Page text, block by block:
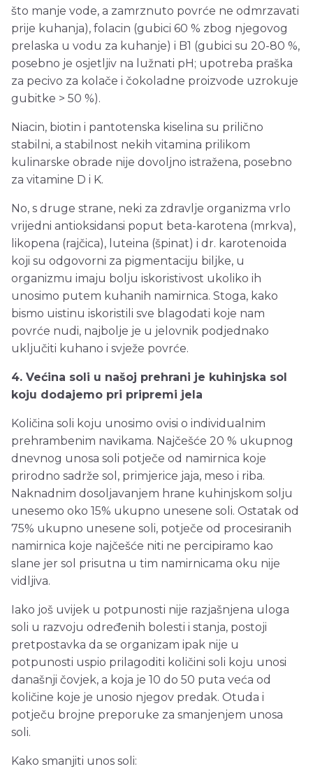
što manje vode, a zamrznuto povrće ne odmrzavati
prije kuhanja), folacin (gubici 60 % zbog njegovog
prelaska u vodu za kuhanje) i B1 (gubici su 20-80 %,
posebno je osjetljiv na lužnati pH; upotreba praška
za pecivo za kolače i čokoladne proizvode uzrokuje
gubitke > 50 %).
Niacin, biotin i pantotenska kiselina su prilično
stabilni, a stabilnost nekih vitamina prilikom
kulinarske obrade nije dovoljno istražena, posebno
za vitamine D i K.
No, s druge strane, neki za zdravlje organizma vrlo
vrijedni antioksidansi poput beta-karotena (mrkva),
likopena (rajčica), luteina (špinat) i dr. karotenoida
koji su odgovorni za pigmentaciju biljke, u
organizmu imaju bolju iskoristivost ukoliko ih
unosimo putem kuhanih namirnica. Stoga, kako
bismo uistinu iskoristili sve blagodati koje nam
povrće nudi, najbolje je u jelovnik podjednako
uključiti kuhano i svježe povrće.
4. Većina soli u našoj prehrani je kuhinjska sol
koju dodajemo pri pripremi jela
Količina soli koju unosimo ovisi o individualnim
prehrambenim navikama. Najčešće 20 % ukupnog
dnevnog unosa soli potječe od namirnica koje
prirodno sadrže sol, primjerice jaja, meso i riba.
Naknadnim dosoljavanjem hrane kuhinjskom solju
unesemo oko 15% ukupno unesene soli. Ostatak od
75% ukupno unesene soli, potječe od procesiranih
namirnica koje najčešće niti ne percipiramo kao
slane jer sol prisutna u tim namirnicama oku nije
vidljiva.
Iako još uvijek u potpunosti nije razjašnjena uloga
soli u razvoju određenih bolesti i stanja, postoji
pretpostavka da se organizam ipak nije u
potpunosti uspio prilagoditi količini soli koju unosi
današnji čovjek, a koja je 10 do 50 puta veća od
količine koje je unosio njegov predak. Otuda i
potječu brojne preporuke za smanjenjem unosa
soli.
Kako smanjiti unos soli: